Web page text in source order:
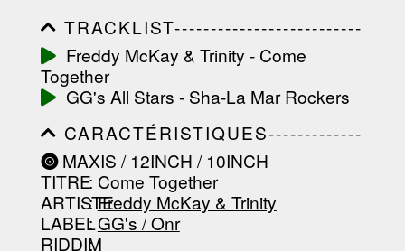
TRACKLIST--------------------------
-----------------------------------------
-----------------------------------------
-----------------------------------------
-----------------------------------------
-------------------
Freddy McKay & Trinity - Come
Together
GG's All Stars - Sha-La Mar Rockers
CARACTÉRISTIQUES-------------
-----------------------------------------
-----------------------------------------
-----------------------------------------
-----------------------------------------
--------------------------------
MAXIS / 12INCH / 10INCH
TITRE: Come Together
ARTISTE
:Freddy McKay & Trinity
LABEL
:GG's / Onr
RIDDIM
: